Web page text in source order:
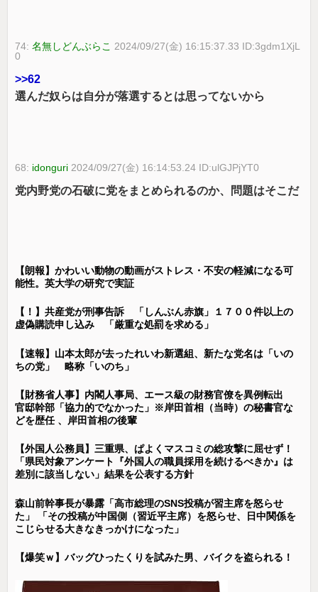
74:名無しどんぶらこ 2024/09/27(金) 16:15:37.33 ID:3gdm1XjL
0
>>62
選んだ奴らは自分が落選するとは思ってないから
68: idonguri 2024/09/27(金) 16:14:53.24 ID:ulGJPjYT0
党内野党の石破に党をまとめられるのか、問題はそこだ
【朗報】かわいい動物の動画がストレス・不安の軽減になる可
能性。英大学の研究で実証
【！】共産党が刑事告訴 「しんぶん赤旗」１７００件以上の
虚偽購読申し込み 「厳重な処罰を求める」
【速報】山本太郎が去ったれいわ新選組、新たな党名は「いの
ちの党」 略称「いのち」
【財務省人事】内閣人事局、エース級の財務官僚を異例転出
官邸幹部「協力的でなかった」※岸田首相（当時）の秘書官な
どを歴任 、岸田首相の後輩
【外国人公務員】三重県、ぱよくマスコミの総攻撃に屈せず！
「県民対象アンケート『外国人の職員採用を続けるべきか』は
差別に該当しない」結果を公表する方針
森山前幹事長が暴露「高市総理のSNS投稿が習主席を怒らせ
た」 「その投稿が中国側（習近平主席）を怒らせ、日中関係を
こじらせる大きなきっかけになった」
【爆笑ｗ】バッグひったくりを試みた男、バイクを盗られる！